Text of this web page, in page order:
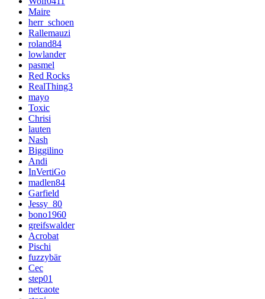
Maire
herr_schoen
Rallemauzi
roland84
lowlander
pasmel
Red Rocks
RealThing3
mayo
Toxic
Chrisi
lauten
Nash
Biggilino
Andi
InVertiGo
madlen84
Garfield
Jessy_80
bono1960
greifswalder
Acrobat
Pischi
fuzzybär
Cec
step01
netcaote